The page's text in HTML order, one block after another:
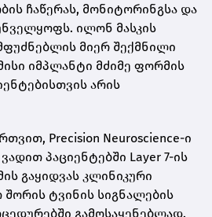
ჩაწერას, მონიტორინგსა და
ილონ მასკის
მიერ შექმნილი
იმპლანტი მძიმე ფორმის
არის
Precision Neuroscience-ი
პაციენტებში Layer 7-ის
გაყიდვას კლინიკური
შორის ტვინის სიგნალების
გამოსაყენებლად.